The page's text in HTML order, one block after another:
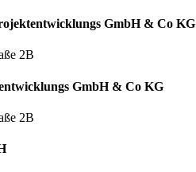
GmbH & Co KG
2B
GmbH & Co KG
2B